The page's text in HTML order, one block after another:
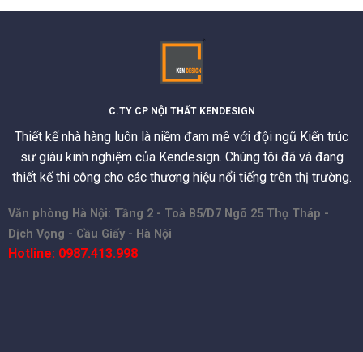
C.TY CP NỘI THẤT KENDESIGN
Thiết kế nhà hàng luôn là niềm đam mê với đội ngũ Kiến trúc
sư giàu kinh nghiệm của Kendesign. Chúng tôi đã và đang
thiết kế thi công cho các thương hiệu nổi tiếng trên thị trường.
Văn phòng Hà Nội: Tầng 2 - Toà B5/D7 Ngõ 25 Thọ Tháp -
Dịch Vọng - Cầu Giấy - Hà Nội
Hotline: 0987.413.998